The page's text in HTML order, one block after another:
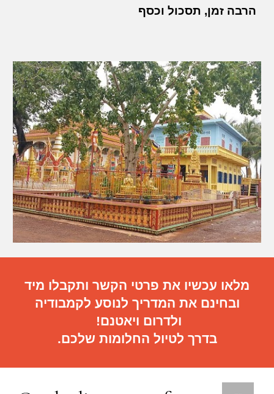
הרבה זמן, תסכול וכסף
מלאו עכשיו את פרטי הקשר ותקבלו מיד
ובחינם את המדריך לנוסע לקמבודיה
ולדרום ויאטנם!
בדרך לטיול החלומות שלכם.